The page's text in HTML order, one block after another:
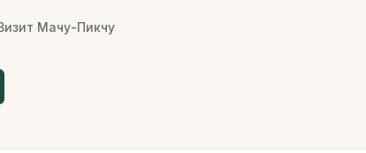
Мачу-Пикчу